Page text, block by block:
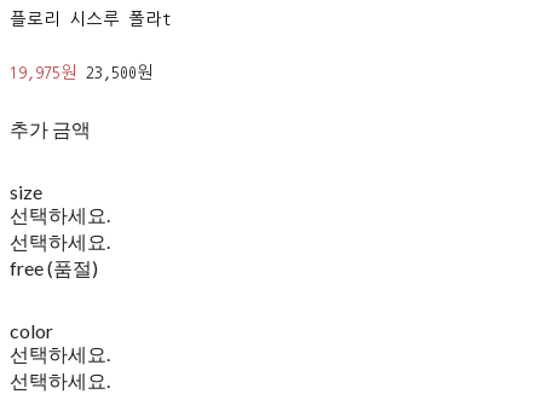
플로리 시스루 폴라t
19,975원 23,500원
추가 금액
size
선택하세요.
선택하세요.
free (품절)
color
선택하세요.
선택하세요.